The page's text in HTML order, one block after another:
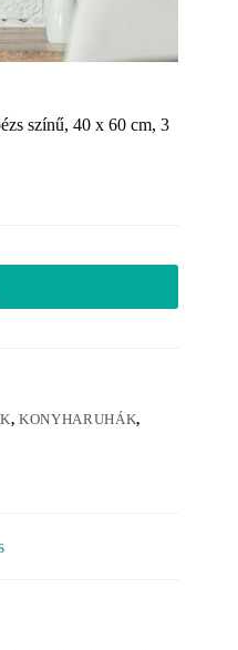
színű, 40 x 60 cm, 3
,KONYHARUHÁK,